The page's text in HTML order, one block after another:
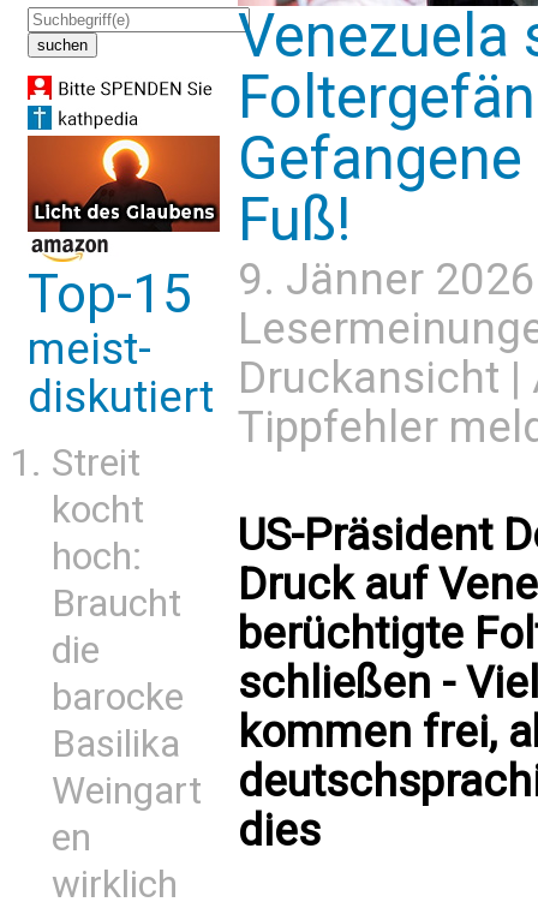
Top-15
meist-
diskutiert
Streit
kocht
hoch:
Braucht
die
barocke
Basilika
Weingart
en
wirklich
Venezuela
Fuß!
9. Jänner
Druckansicht |
Tippfehler
US-Präsident
Druck auf
berüchtigte
schließen -
kommen frei,
dies